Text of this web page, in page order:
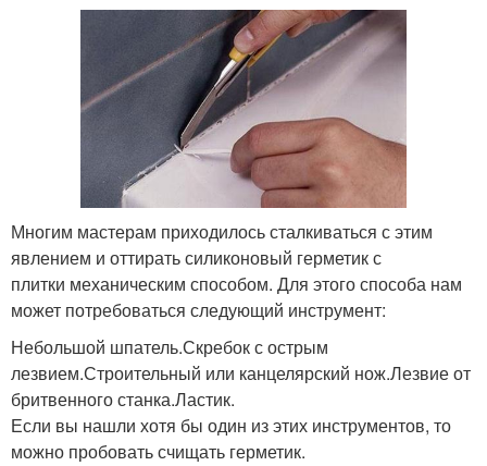
Многим мастерам приходилось сталкиваться с этим
явлением и оттирать силиконовый герметик с
плитки механическим способом. Для этого способа нам
может потребоваться следующий инструмент:
Небольшой шпатель.Скребок с острым
лезвием.Строительный или канцелярский нож.Лезвие от
бритвенного станка.Ластик.
Если вы нашли хотя бы один из этих инструментов, то
можно пробовать счищать герметик.